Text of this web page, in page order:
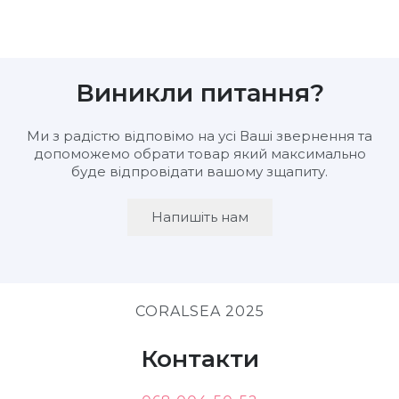
Виникли питання?
Ми з радістю відповімо на усі Ваші звернення та
допоможемо обрати товар який максимально
буде відпровідати вашому зщапиту.
Напишіть нам
CORALSEA 2025
Контакти